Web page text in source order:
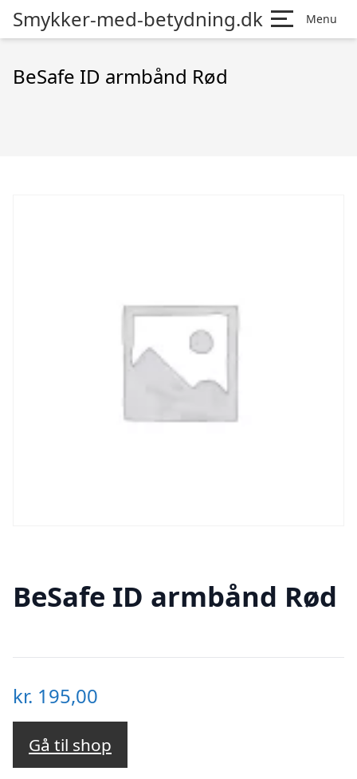
Smykker-med-betydning.dk Menu
BeSafe ID armbånd Rød
BeSafe ID armbånd Rød
kr. 195,00
Gå til shop